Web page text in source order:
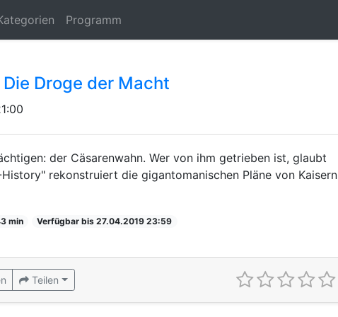
Programm
Droge der Macht
der Cäsarenwahn. Wer von ihm getrieben ist, glaubt
rekonstruiert die gigantomanischen Pläne von Kaisern
min Verfügbar bis 27.04.2019 23:59
Teilen